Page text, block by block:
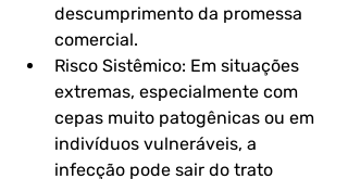
descumprimento da promessa
comercial.
Risco Sistêmico: Em situações
extremas, especialmente com
cepas muito patogênicas ou em
indivíduos vulneráveis, a
infecção pode sair do trato